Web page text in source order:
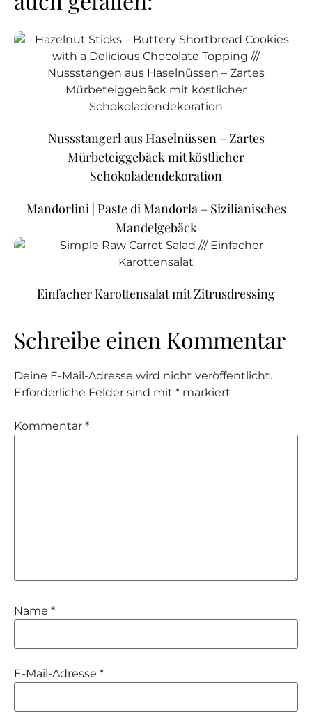
Nussstangerl aus Haselnüssen – Zartes
Mürbeteiggebäck mit köstlicher
Schokoladendekoration
Mandorlini | Paste di Mandorla – Sizilianisches
Mandelgebäck
Einfacher Karottensalat mit Zitrusdressing
Schreibe einen Kommentar
Deine E-Mail-Adresse wird nicht veröffentlicht.
Erforderliche Felder sind mit * markiert
Kommentar *
Name *
E-Mail-Adresse *